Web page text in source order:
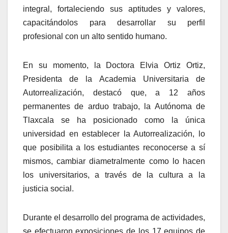
integral, fortaleciendo sus aptitudes y valores,
capacitándolos para desarrollar su perfil
profesional con un alto sentido humano.
En su momento, la Doctora Elvia Ortiz Ortiz,
Presidenta de la Academia Universitaria de
Autorrealización, destacó que, a 12 años
permanentes de arduo trabajo, la Autónoma de
Tlaxcala se ha posicionado como la única
universidad en establecer la Autorrealización, lo
que posibilita a los estudiantes reconocerse a sí
mismos, cambiar diametralmente como lo hacen
los universitarios, a través de la cultura a la
justicia social.
Durante el desarrollo del programa de actividades,
se efectuaron exposiciones de los 17 equipos de